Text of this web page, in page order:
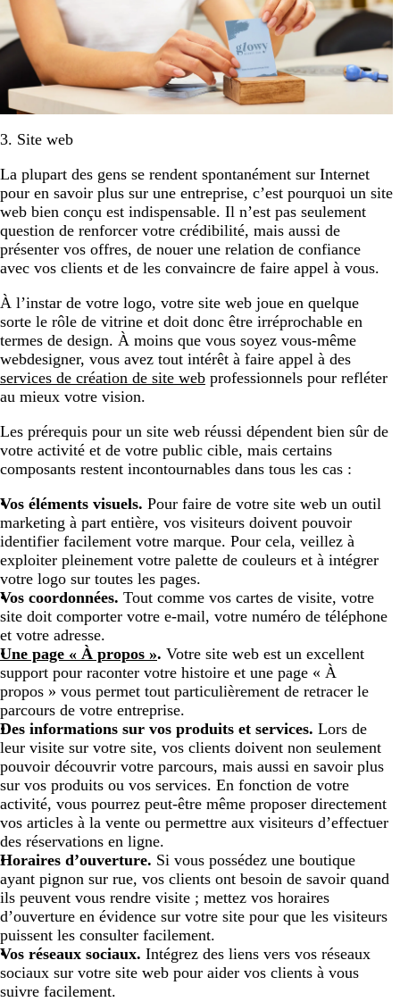
3. Site web
La plupart des gens se rendent spontanément sur Internet
pour en savoir plus sur une entreprise, c’est pourquoi un site
web bien conçu est indispensable. Il n’est pas seulement
question de renforcer votre crédibilité, mais aussi de
présenter vos offres, de nouer une relation de confiance
avec vos clients et de les convaincre de faire appel à vous.
À l’instar de votre logo, votre site web joue en quelque
sorte le rôle de vitrine et doit donc être irréprochable en
termes de design. À moins que vous soyez vous-même
webdesigner, vous avez tout intérêt à faire appel à des
services de création de site web professionnels pour refléter
au mieux votre vision.
Les prérequis pour un site web réussi dépendent bien sûr de
votre activité et de votre public cible, mais certains
composants restent incontournables dans tous les cas :
Vos éléments visuels. Pour faire de votre site web un outil
marketing à part entière, vos visiteurs doivent pouvoir
identifier facilement votre marque. Pour cela, veillez à
exploiter pleinement votre palette de couleurs et à intégrer
votre logo sur toutes les pages.
Vos coordonnées. Tout comme vos cartes de visite, votre
site doit comporter votre e-mail, votre numéro de téléphone
et votre adresse.
Une page « À propos ». Votre site web est un excellent
support pour raconter votre histoire et une page « À
propos » vous permet tout particulièrement de retracer le
parcours de votre entreprise.
Des informations sur vos produits et services. Lors de
leur visite sur votre site, vos clients doivent non seulement
pouvoir découvrir votre parcours, mais aussi en savoir plus
sur vos produits ou vos services. En fonction de votre
activité, vous pourrez peut-être même proposer directement
vos articles à la vente ou permettre aux visiteurs d’effectuer
des réservations en ligne.
Horaires d’ouverture. Si vous possédez une boutique
ayant pignon sur rue, vos clients ont besoin de savoir quand
ils peuvent vous rendre visite ; mettez vos horaires
d’ouverture en évidence sur votre site pour que les visiteurs
puissent les consulter facilement.
Vos réseaux sociaux. Intégrez des liens vers vos réseaux
sociaux sur votre site web pour aider vos clients à vous
suivre facilement.